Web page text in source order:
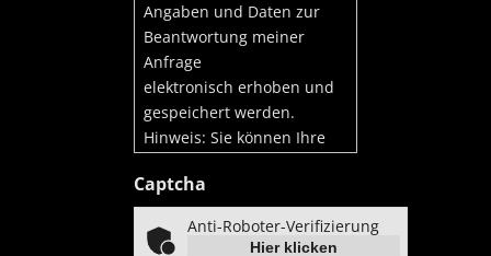
Angaben und Daten zur
Beantwortung meiner
Anfrage
elektronisch erhoben und
gespeichert werden.
Hinweis: Sie können Ihre
die Zukunft per E-Mail an
info@nordevent.dewiderrufen.
Captcha
Anti-Roboter-Verifizierung
Hier klicken